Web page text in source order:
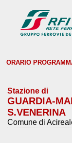
ORARIO
Stazione di
GUARDIA-
S.VENERINA
Comune di